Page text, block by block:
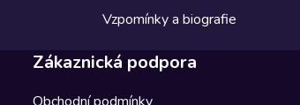
Vzpomínky a biografie
Zákaznická podpora